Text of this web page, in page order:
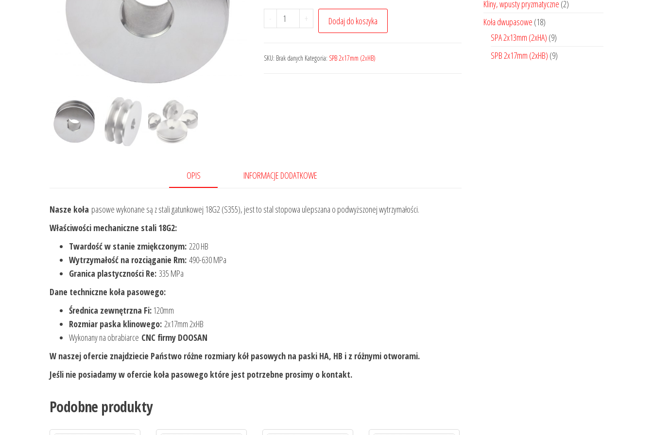
-
ilość
KOŁO
SZAJBA
+ Dodaj do koszyka
SKU: Brak danych Kategoria: SPB 2x17mm (2xHB)
OPIS INFORMACJE DODATKOWE
Nasze koła pasowe wykonane są z stali gatunkowej 18G2 (S355), jest to stal stopowa ulepszana o podwyższonej wytrzymałości.
Właściwości mechaniczne stali 18G2:
Twardość w stanie zmiękczonym: 220 HB
Wytrzymałość na rozciąganie Rm: 490-630 MPa
Granica plastyczności Re: 335 MPa
Dane techniczne koła pasowego:
Średnica zewnętrzna Fi: 120mm
Rozmiar paska klinowego: 2x17mm 2xHB
Wykonany na obrabiarce CNC firmy DOOSAN
W naszej ofercie znajdziecie Państwo różne rozmiary kół pasowych na paski HA, HB i z różnymi otworami.
Jeśli nie posiadamy w ofercie koła pasowego które jest potrzebne prosimy o kontakt.
Podobne produkty
Kliny, wpusty pryzmatyczne (2)
Koła dwupasowe (18)
SPA 2x13mm (2xHA) (9)
SPB 2x17mm (2xHB) (9)